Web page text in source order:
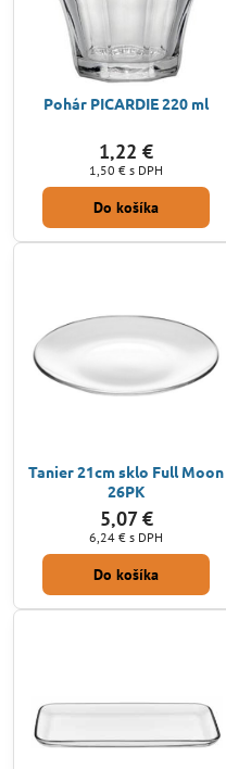
Pohár PICARDIE 220 ml
1,22 €
1,50 € s DPH
Do košíka
Tanier 21cm sklo Full Moon
26PK
5,07 €
6,24 € s DPH
Do košíka